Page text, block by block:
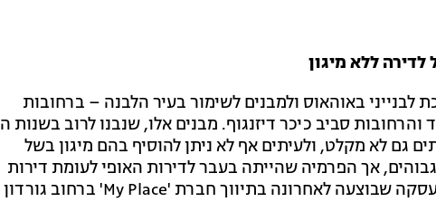
באוהאוס ולמבנים לשימור בעיר הלבנה – ברחובות
סביב כיכר דיזנגוף. מבנים אלו, שנבנו לרוב בשנות ה
גם לא מקלט, ולעיתים אף לא ניתן להוסיף בהם מיגון בשל
אך הפרמיה שהייתה בעבר לדירות האופי לעומת דירות
חדשות הצטמצמה במידה רבה. כך למשל, בעסקה שבוצעה לאחרונה בתיווך חברת 'My Place' ברחוב גורדון